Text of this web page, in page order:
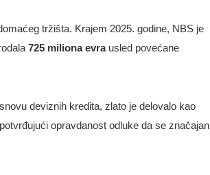
tržišta. Krajem 2025. godine, NBS je
725 miliona evrausled povećane
deviznih kredita, zlato je delovalo kao
opravdanost odluke da se značajan